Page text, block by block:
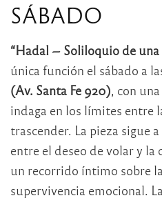
SÁBADO
“Hadal ~ Soliloquio de una
única función el sábado a
(Av. Santa Fe 920), con
indaga en los límites entre
trascender. La pieza sigue
entre el deseo de volar y la
un recorrido íntimo sobre
supervivencia emocional.